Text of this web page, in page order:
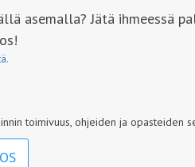
asemalla? Jätä ihmeessä
toimivuus, ohjeiden ja opasteiden